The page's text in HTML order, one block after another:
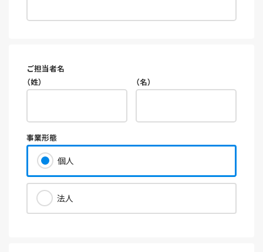
ご担当者名
（姓）
（名）
事業形態
個人
法人